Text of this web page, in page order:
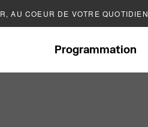
, AU COEUR DE VOTRE QUOTIDIEN
Programmation